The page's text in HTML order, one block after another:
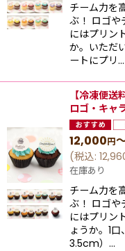
チーム力を
ぶ！ ロゴや
にはプリン
か。いただ
ートにプリ…
【冷凍便
ロゴ・キャ
12,000円
(税込:
在庫あり
チーム力を
ぶ！ ロゴや
にはプリン
ょうか。1
3.5cm）…